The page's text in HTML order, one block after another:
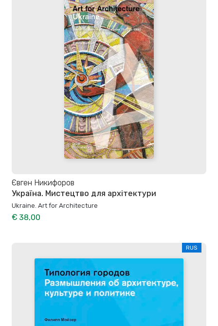
Євген Никифоров
Україна. Мистецтво для архітектури
Ukraine. Art for Architecture
€ 38,00
RUS